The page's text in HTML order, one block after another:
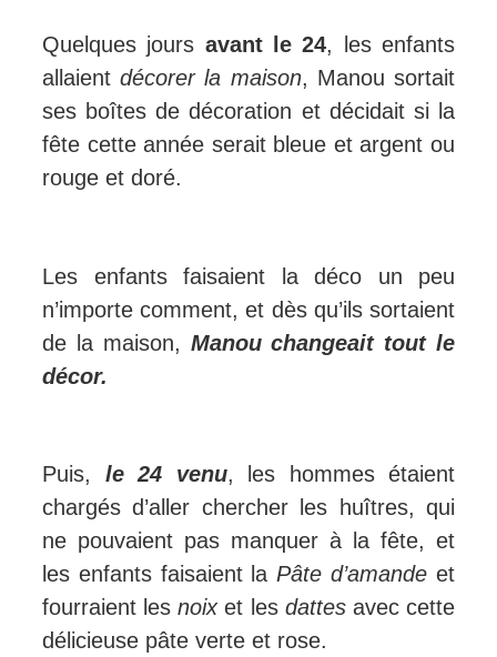
Quelques jours avant le 24, les enfants
allaient décorer la maison, Manou sortait
ses boîtes de décoration et décidait si la
fête cette année serait bleue et argent ou
rouge et doré.
Les enfants faisaient la déco un peu
n’importe comment, et dès qu’ils sortaient
de la maison, Manou changeait tout le
décor.
Puis, le 24 venu, les hommes étaient
chargés d’aller chercher les huîtres, qui
ne pouvaient pas manquer à la fête, et
les enfants faisaient la Pâte d’amande et
fourraient lesnoixet les dattesavec cette
délicieuse pâte verte et rose.